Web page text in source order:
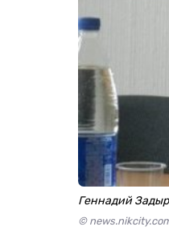
Геннадий
©